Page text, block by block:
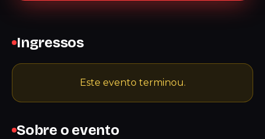
Sobre o evento
Ingressos
Este evento terminou.